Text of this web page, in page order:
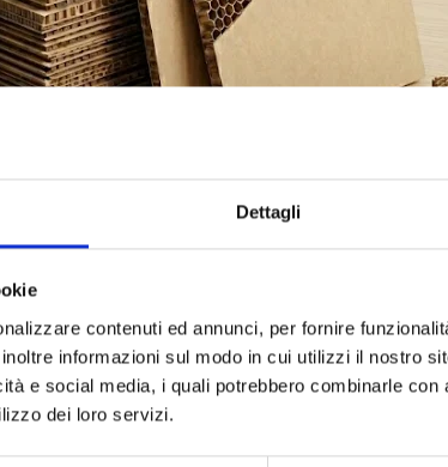
Dettagli
contenuti ed annunci, per fornire
informazioni sul modo in cui utilizzi il nostro
e social media, i quali potrebbero combinarle
dei loro servizi.
racchiusa tra due fogli di copertina in carta tesa.
in diverse dimensioni e spessori per
della carta a nido